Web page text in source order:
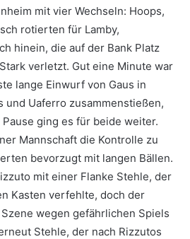
mit vier Wechseln: Hoops,
rotierten für Lamby,
hinein, die auf der Bank Platz
verletzt. Gut eine Minute war
lange Einwurf von Gaus in
und Uaferro zusammenstießen,
ging es für beide weiter.
Mannschaft die Kontrolle zu
bevorzugt mit langen Bällen.
mit einer Flanke Stehle, der
Kasten verfehlte, doch der
wegen gefährlichen Spiels
Stehle, der nach Rizzutos